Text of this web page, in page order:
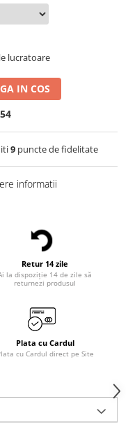
lucratoare
IN COS
9 puncte de fidelitate
informatii
Retur 14 zile
la dispoziție 14 de zile să
returnezi produsul
Plata cu Cardul
cu Cardul direct pe Site